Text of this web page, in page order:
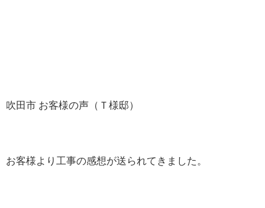
吹田市 お客様の声（Ｔ様邸）
お客様より工事の感想が送られてきました。